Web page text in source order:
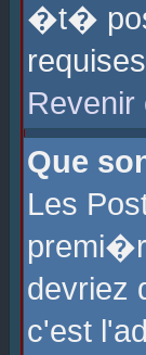
�t�
Revenir
Que
Les
devriez
c'est